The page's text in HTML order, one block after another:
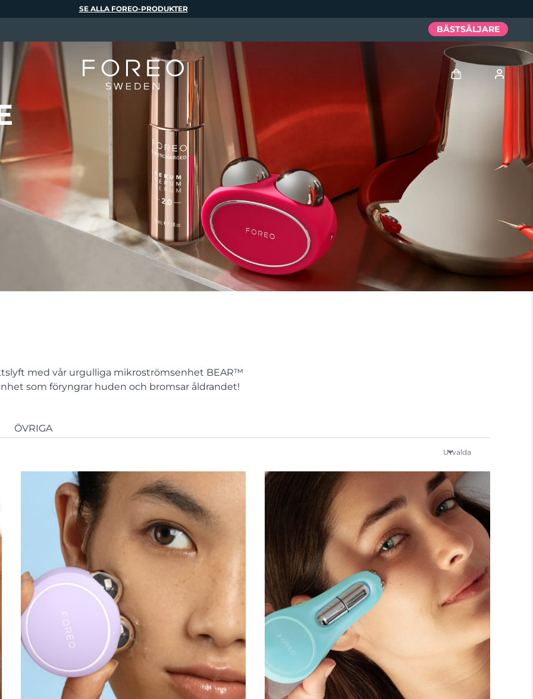
med vår urgulliga mikroströmsenhet BEAR™
som föryngrar huden och bromsar åldrandet!
ÖVRIGA
Utvalda
SE ALLA FOREO-PRODUKTER
BÄSTSÄLJARE
Logga in
Användarprofil
Mina enheter
Mina adresser
Mina prenumerationer